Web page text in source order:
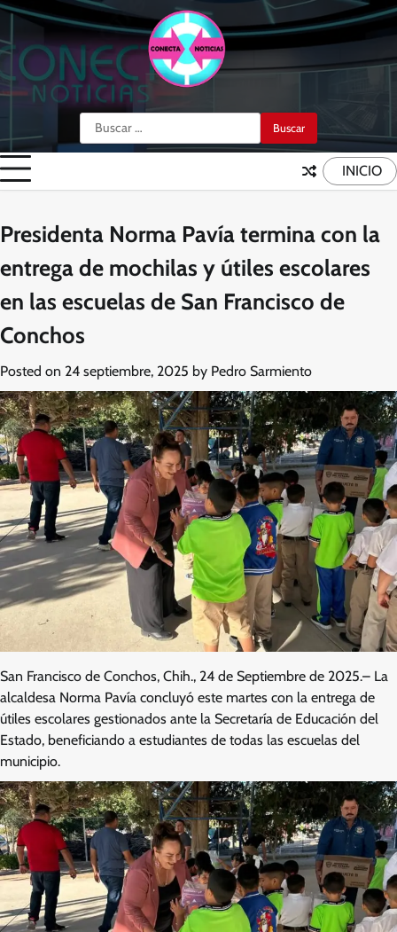
Skip
content
Buscar:
INICIO
Presidenta Norma Pavía termina con la
entrega de mochilas y útiles escolares
en las escuelas de San Francisco de
Conchos
Posted on 24 septiembre, 2025 by Pedro Sarmiento
San Francisco de Conchos, Chih., 24 de Septiembre de 2025.– La
alcaldesa Norma Pavía concluyó este martes con la entrega de
útiles escolares gestionados ante la Secretaría de Educación del
Estado, beneficiando a estudiantes de todas las escuelas del
municipio.